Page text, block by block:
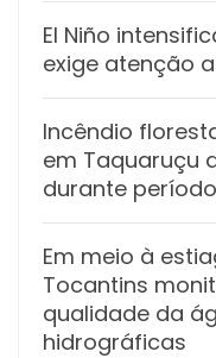
El Niño
exige atenção
Incêndio
em Taquaruçu
durante
Em meio à
Tocantins
qualidade da
hidrográficas